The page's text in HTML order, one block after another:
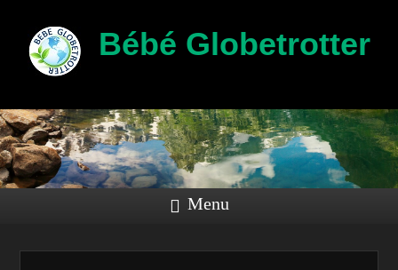
Bébé Globetrotter
Menu